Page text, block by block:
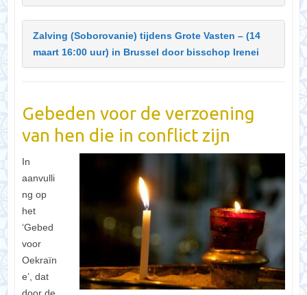
Zalving (Soborovanie) tijdens Grote Vasten – (14
maart 16:00 uur) in Brussel door bisschop Irenei
Gebeden voor de verzoening
van hen die in conflict zijn
In
aanvulli
ng op
het
‘Gebed
voor
Oekraïn
e’, dat
door de